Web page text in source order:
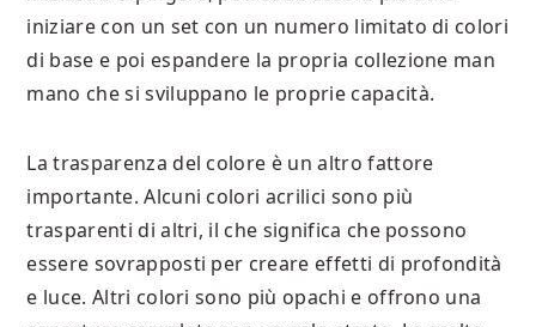
iniziare con un set con un numero limitato di colori
di base e poi espandere la propria collezione man
mano che si sviluppano le proprie capacità.
La trasparenza del colore è un altro fattore
importante. Alcuni colori acrilici sono più
trasparenti di altri, il che significa che possono
essere sovrapposti per creare effetti di profondità
e luce. Altri colori sono più opachi e offrono una